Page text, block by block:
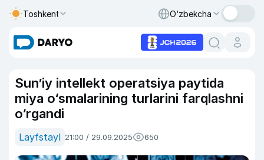
Toshkent O‘zbekcha
Sun’iy intellekt operatsiya paytida
miya o‘smalarining turlarini farqlashni
o‘rgandi
Layfstayl 21:00 / 29.09.2025 650